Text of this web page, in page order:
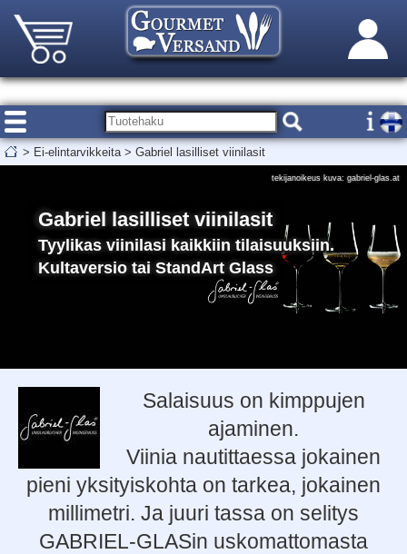
> Ei-elintarvikkeita > Gabriel lasilliset viinilasit
Gabriel lasilliset viinilasit
Tyylikas viinilasi kaikkiin tilaisuuksiin.
Kultaversio tai StandArt Glass
tekijanoikeus kuva: gabriel-glas.at
Salaisuus on kimppujen
ajaminen.
Viinia nautittaessa jokainen
pieni yksityiskohta on tarkea, jokainen
millimetri. Ja juuri tassa on selitys
GABRIEL-GLASin uskomattomasta